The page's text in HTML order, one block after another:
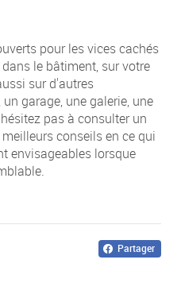
pour les vices cachés
le bâtiment, sur votre
sur d'autres
garage, une galerie, une
pas à consulter un
conseils en ce qui
envisageables lorsque
Partager